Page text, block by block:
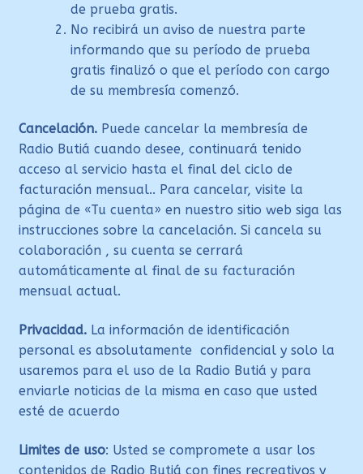
de prueba gratis.
No recibirá un aviso de nuestra parte
informando que su período de prueba
gratis finalizó o que el período con cargo
de su membresía comenzó.
Cancelación.Puede cancelar la membresía de
Radio Butiá cuando desee, continuará tenido
acceso al servicio hasta el final del ciclo de
facturación mensual.. Para cancelar, visite la
página de «Tu cuenta» en nuestro sitio web siga las
instrucciones sobre la cancelación. Si cancela su
colaboración , su cuenta se cerrará
automáticamente al final de su facturación
mensual actual.
Privacidad.La información de identificación
personal es absolutamente confidencial y solo la
usaremos para el uso de la Radio Butiá y para
enviarle noticias de la misma en caso que usted
esté de acuerdo
Limites de uso: Usted se compromete a usar los
contenidos de Radio Butiá con fines recreativos y